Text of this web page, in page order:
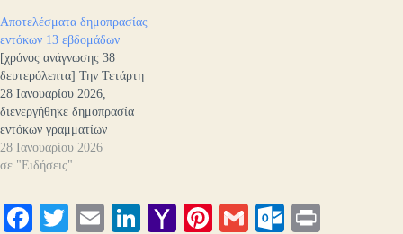
συνολικές προσφορές ύψους
1.150 εκατομμυρίων Ευρώ,
που υπερκά­λυψαν το
ζητούμενο ποσό κατά 1,84
φορές.Η δημοπρασία
πραγματοποιήθηκε μέσω των
Βασικών Διαπραγματευτών
Αγοράς (Primary Dealers),
και η ημερομηνία
Αποτελέσματα δημοπρασίας
εντόκων 13 εβδομάδων
[χρόνος ανάγνωσης 38
δευτερόλεπτα] Την Τετάρτη
28 Ιανουαρίου 2026,
διενεργήθηκε δημοπρασία
εντόκων γραμματίων
διάρκειας 13 εβδομάδων,
ύψους 400 εκατομμυρίων
διαμορφώθηκε στο 1,74%.
Υποβλήθηκαν συνολικές
28 Ιανουαρίου 2026
σε "Ειδήσεις"
Fa T
E
Li
Y
Pi
G
O